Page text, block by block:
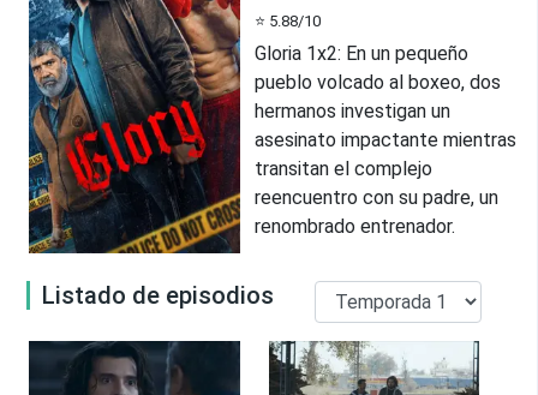
⭐ 5.88/10
Gloria 1x2: En un pequeño
pueblo volcado al boxeo, dos
hermanos investigan un
asesinato impactante mientras
transitan el complejo
reencuentro con su padre, un
renombrado entrenador.
Listado de episodios